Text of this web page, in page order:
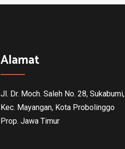
Alamat
Jl. Dr. Moch. Saleh No. 28, Sukabumi,
Kec. Mayangan, Kota Probolinggo
Prop. Jawa Timur